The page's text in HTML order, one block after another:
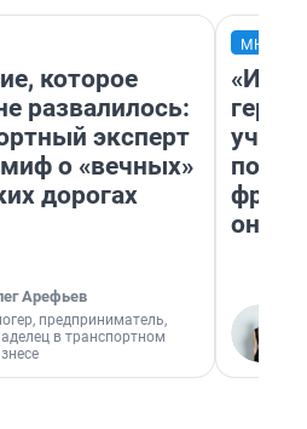
которое
развалилось:
эксперт
о «вечных»
дорогах
Арефьев
предприниматель,
в транспортном
учит
она